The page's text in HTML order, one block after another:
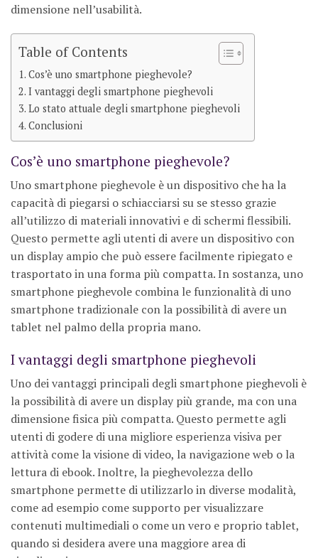
dimensione nell’usabilità.
Table of Contents
Cos’è uno smartphone pieghevole?
I vantaggi degli smartphone pieghevoli
Lo stato attuale degli smartphone pieghevoli
Conclusioni
Cos’è uno smartphone pieghevole?
Uno smartphone pieghevole è un dispositivo che ha la
capacità di piegarsi o schiacciarsi su se stesso grazie
all’utilizzo di materiali innovativi e di schermi flessibili.
Questo permette agli utenti di avere un dispositivo con
un display ampio che può essere facilmente ripiegato e
trasportato in una forma più compatta. In sostanza, uno
smartphone pieghevole combina le funzionalità di uno
smartphone tradizionale con la possibilità di avere un
tablet nel palmo della propria mano.
I vantaggi degli smartphone pieghevoli
Uno dei vantaggi principali degli smartphone pieghevoli è
la possibilità di avere un display più grande, ma con una
dimensione fisica più compatta. Questo permette agli
utenti di godere di una migliore esperienza visiva per
attività come la visione di video, la navigazione web o la
lettura di ebook. Inoltre, la pieghevolezza dello
smartphone permette di utilizzarlo in diverse modalità,
come ad esempio come supporto per visualizzare
contenuti multimediali o come un vero e proprio tablet,
quando si desidera avere una maggiore area di